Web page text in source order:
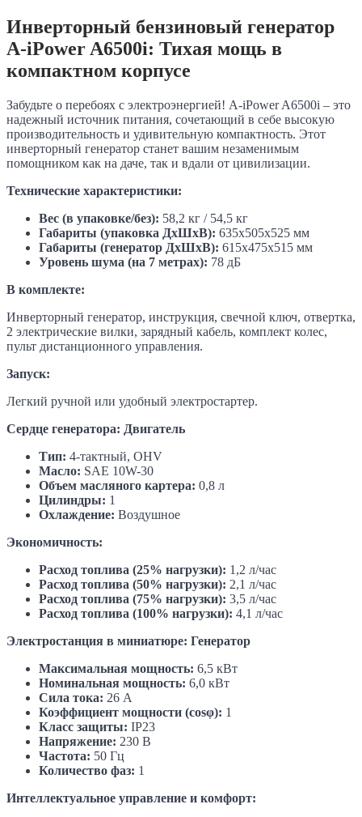
Инверторный бензиновый генератор
A-iPower A6500i: Тихая мощь в
компактном корпусе
Забудьте о перебоях с электроэнергией! A-iPower A6500i – это
надежный источник питания, сочетающий в себе высокую
производительность и удивительную компактность. Этот
инверторный генератор станет вашим незаменимым
помощником как на даче, так и вдали от цивилизации.
Технические характеристики:
Вес (в упаковке/без): 58,2 кг / 54,5 кг
Габариты (упаковка ДхШхВ): 635х505х525 мм
Габариты (генератор ДхШхВ): 615х475х515 мм
Уровень шума (на 7 метрах): 78 дБ
В комплекте:
Инверторный генератор, инструкция, свечной ключ, отвертка,
2 электрические вилки, зарядный кабель, комплект колес,
пульт дистанционного управления.
Запуск:
Легкий ручной или удобный электростартер.
Сердце генератора: Двигатель
Тип: 4-тактный, OHV
Масло: SAE 10W-30
Объем масляного картера: 0,8 л
Цилиндры: 1
Охлаждение: Воздушное
Экономичность:
Расход топлива (25% нагрузки): 1,2 л/час
Расход топлива (50% нагрузки): 2,1 л/час
Расход топлива (75% нагрузки): 3,5 л/час
Расход топлива (100% нагрузки): 4,1 л/час
Электростанция в миниатюре: Генератор
Максимальная мощность: 6,5 кВт
Номинальная мощность: 6,0 кВт
Сила тока: 26 А
Коэффициент мощности (cosφ): 1
Класс защиты: IP23
Напряжение: 230 В
Частота: 50 Гц
Количество фаз: 1
Интеллектуальное управление и комфорт: